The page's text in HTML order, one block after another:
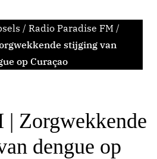
/ Radio Paradise FM /
stijging van
op Curaçao
| Zorgwekkende
dengue op